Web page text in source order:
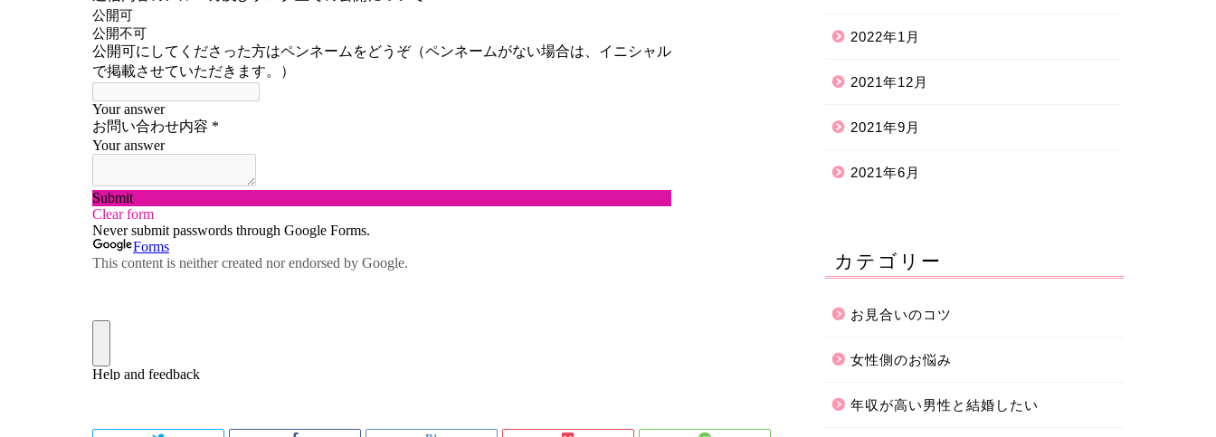
2022年1月
2021年12月
2021年9月
2021年6月
カテゴリー
お見合いのコツ
女性側のお悩み
年収が高い男性と結婚したい